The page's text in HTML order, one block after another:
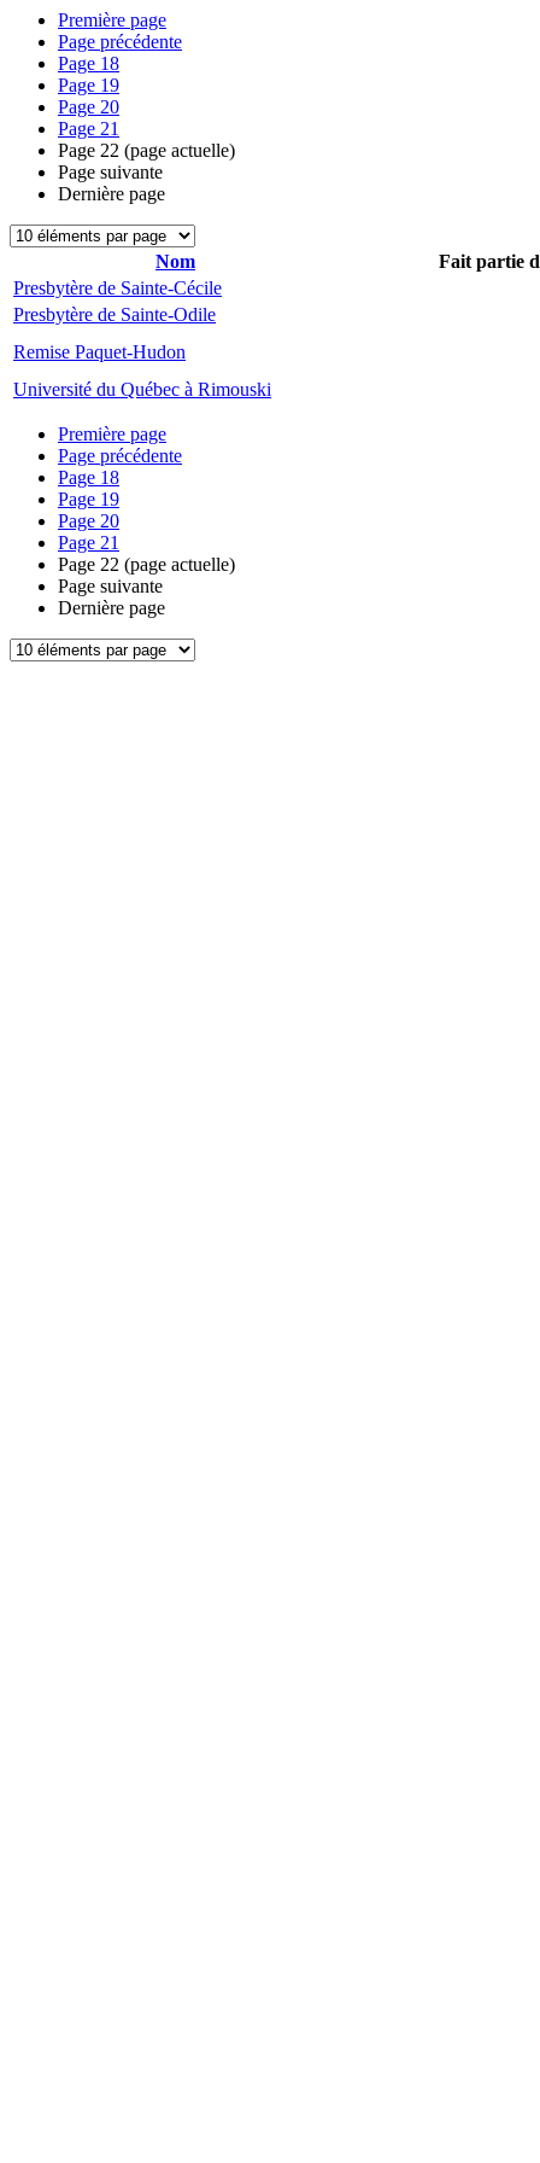
Première page
Page précédente
Page 18
Page 19
Page 20
Page 21
Page 22 (page actuelle)
Page suivante
Dernière page
Nom
Fait partie
Presbytère de Sainte-Cécile
Presbytère de Sainte-Odile
Remise Paquet-Hudon
Université du Québec à Rimouski
Première page
Page précédente
Page 18
Page 19
Page 20
Page 21
Page 22 (page actuelle)
Page suivante
Dernière page